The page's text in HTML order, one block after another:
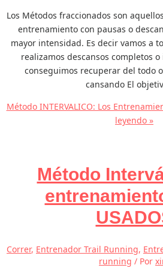
Los Métodos fraccionados son
entrenamiento con pausas o
mayor intensidad. Es decir vamos a
realizamos descansos completos
conseguimos recuperar del todo
cansando El
Método INTERVALICO: Los
leyendo »
Método
Correr, Entrenador Trail Running,
running / Por